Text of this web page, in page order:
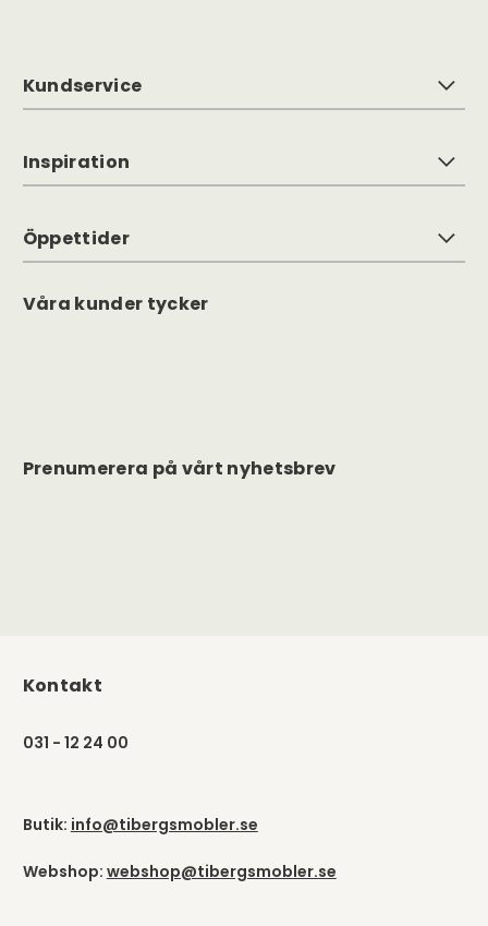
Kundservice
Inspiration
Öppettider
Våra kunder tycker
Prenumerera på vårt nyhetsbrev
Kontakt
031 - 12 24 00
Butik: info@tibergsmobler.se
Webshop: webshop@tibergsmobler.se